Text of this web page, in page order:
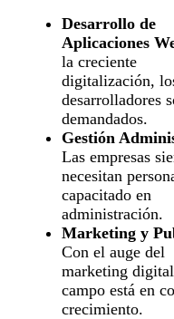
Desarrollo de
Aplicaciones
la creciente
digitalización,
desarrolladores
demandados.
Gestión
Las empresas
necesitan
capacitado en
administración.
Marketing y
Con el auge del
marketing
campo está en
crecimiento.